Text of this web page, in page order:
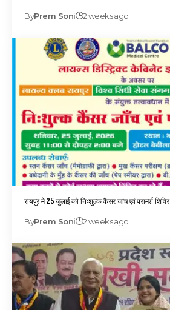
ByPrem Soni 2 weeks ago
रायपुर मे 25 जुलाई को निःशुल्क कैंसर जांच एवं परामर्श शिविर
ByPrem Soni 2 weeks ago